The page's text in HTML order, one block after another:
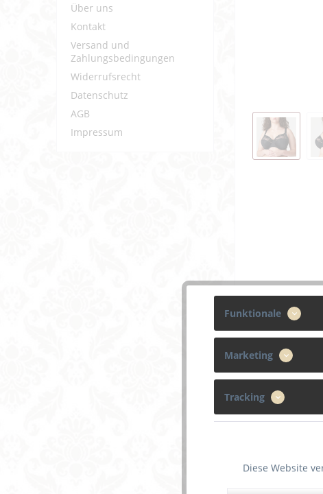
Über uns
Kontakt
Versand und
Zahlungsbedingungen
Widerrufsrecht
Datenschutz
AGB
Impressum
Funktionale
Marketing
Tracking
Diese Website